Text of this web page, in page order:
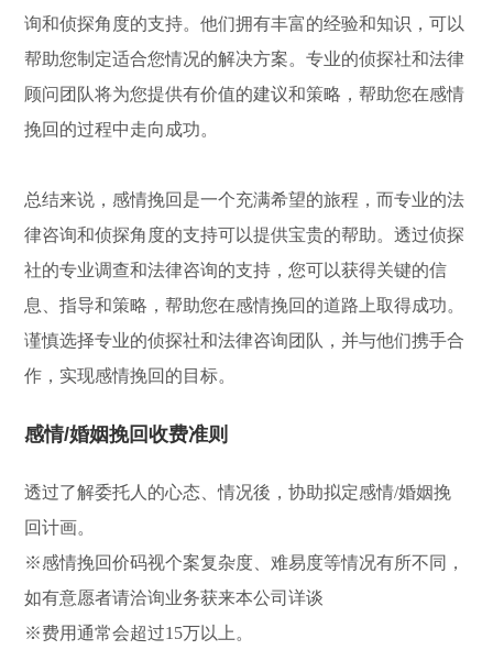
询和侦探角度的支持。他们拥有丰富的经验和知识，可以
帮助您制定适合您情况的解决方案。专业的侦探社和法律
顾问团队将为您提供有价值的建议和策略，帮助您在感情
挽回的过程中走向成功。
总结来说，感情挽回是一个充满希望的旅程，而专业的法
律咨询和侦探角度的支持可以提供宝贵的帮助。透过侦探
社的专业调查和法律咨询的支持，您可以获得关键的信
息、指导和策略，帮助您在感情挽回的道路上取得成功。
谨慎选择专业的侦探社和法律咨询团队，并与他们携手合
作，实现感情挽回的目标。
感情/婚姻挽回收费准则
透过了解委托人的心态、情况後，协助拟定感情/婚姻挽
回计画。
※感情挽回价码视个案复杂度、难易度等情况有所不同，
如有意愿者请洽询业务获来本公司详谈
※费用通常会超过15万以上。